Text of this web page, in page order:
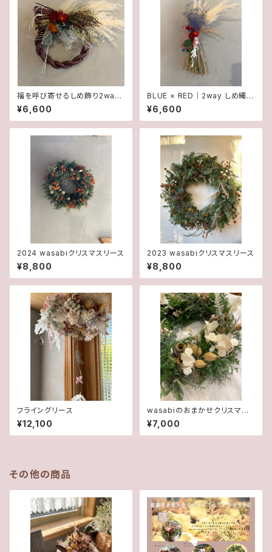
福を呼び寄せるしめ飾り2way
セット モダンpurple
¥6,600
BLUE × RED｜2way しめ縄飾
り
¥6,600
2024 wasabiクリスマスリース
¥8,800
2023 wasabiクリスマスリース
¥8,800
フライングリース
¥12,100
wasabiのおまかせクリスマス
リース
¥7,000
その他の商品